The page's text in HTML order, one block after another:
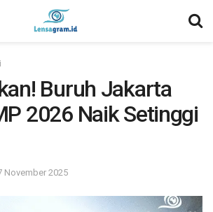
Buruh Jakarta
2026 Naik Setinggi
November 2025